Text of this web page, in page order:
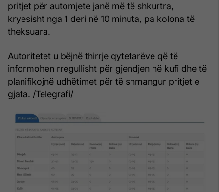
pritjet për automjete janë më të shkurtra,
kryesisht nga 1 deri në 10 minuta, pa kolona të
theksuara.
Autoritetet u bëjnë thirrje qytetarëve që të
informohen rregullisht për gjendjen në kufi dhe të
planifikojnë udhëtimet për të shmangur pritjet e
gjata. /Telegrafi/